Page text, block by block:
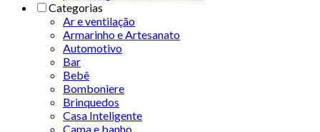
Categorias
Ar e ventilação
Armarinho e Artesanato
Automotivo
Bar
Bebê
Bomboniere
Brinquedos
Casa Inteligente
Cama e banho